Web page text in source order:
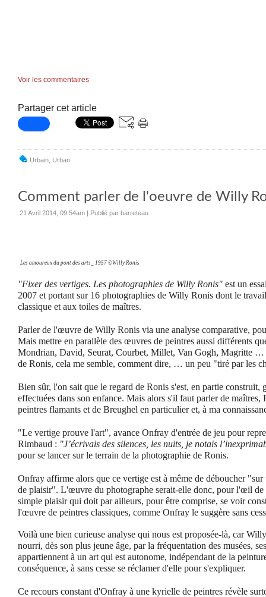
Voir les commentaires
Partager cet article
Urbain Urban
Comment parler de l'oeuvre de Willy
21 Avril 2014, 09:54am | Publié par barreteau
Les amoureux du pont des arts_ 1957 ©Willy Ronis
"Fixer des vertiges. Les photographies de Willy Ronis" est un
2007 et portant sur 16 photographies de Willy Ronis dont le
classique et aux toiles de maîtres.
Parler de l'œuvre de Willy Ronis via une analyse comparative,
Mais mettre en parallèle des œuvres de peintres aussi différents
Mondrian, David, Seurat, Courbet, Millet, Van Gogh, Magritte …
de Ronis, cela me semble, comment dire, … un peu "tiré par les
Bien sûr, l'on sait que le regard de Ronis s'est, en partie construit,
effectuées dans son enfance. Mais alors s'il faut parler de maîtres,
peintres flamants et de Breughel en particulier et, à ma
"Le vertige prouve l'art", avance Onfray d'entrée de jeu pour
Rimbaud : "J’écrivais des silences, les nuits, je notais
pour se lancer sur le terrain de la photographie de Ronis.
Onfray affirme alors que ce vertige est à même de déboucher "sur
de plaisir". L'œuvre du photographe serait-elle donc, pour l'œil de
simple plaisir qui doit par ailleurs, pour être comprise, se voir
l'œuvre de peintres classiques, comme Onfray le suggère sans
Voilà une bien curieuse analyse qui nous est proposée-là, car
nourri, dès son plus jeune âge, par la fréquentation des musées,
appartiennent à un art qui est autonome, indépendant de la
conséquence, à sans cesse se réclamer d'elle pour s'expliquer.
Ce recours constant d'Onfray à une kyrielle de peintres révèle